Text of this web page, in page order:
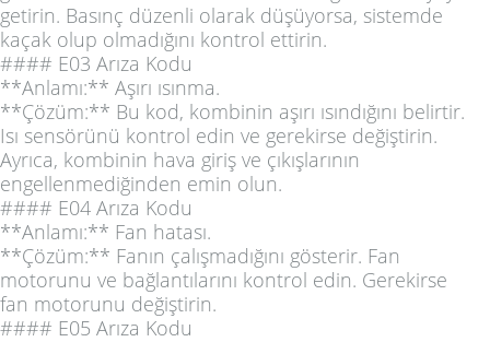
getirin. Basınç düzenli olarak düşüyorsa, sistemde
kaçak olup olmadığını kontrol ettirin.
#### E03 Arıza Kodu
**Anlamı:** Aşırı ısınma.
**Çözüm:** Bu kod, kombinin aşırı ısındığını belirtir.
Isı sensörünü kontrol edin ve gerekirse değiştirin.
Ayrıca, kombinin hava giriş ve çıkışlarının
engellenmediğinden emin olun.
#### E04 Arıza Kodu
**Anlamı:** Fan hatası.
**Çözüm:** Fanın çalışmadığını gösterir. Fan
motorunu ve bağlantılarını kontrol edin. Gerekirse
fan motorunu değiştirin.
#### E05 Arıza Kodu